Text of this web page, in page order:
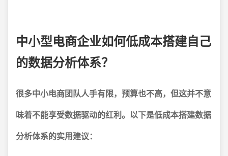
中小型电商企业如何低成本搭建自己
的数据分析体系？
很多中小电商团队人手有限，预算也不高，但这并不意
味着不能享受数据驱动的红利。以下是低成本搭建数据
分析体系的实用建议：